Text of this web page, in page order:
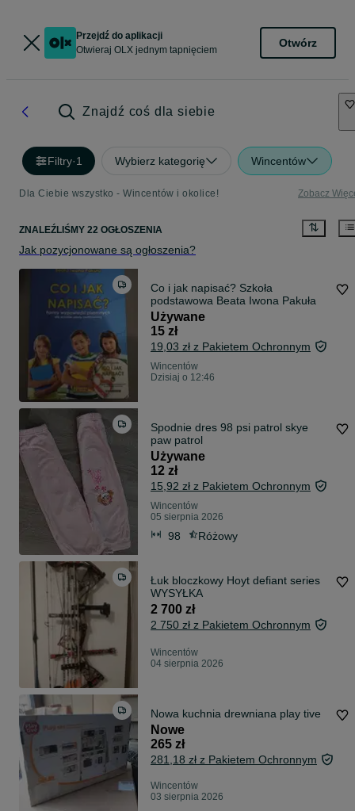
Przejdź do aplikacji
Otwieraj OLX jednym tapnięciem
Otwórz
Znajdź coś dla siebie
Filtry·1 Wybierz kategorię Wincentów
Dla Ciebie wszystko - Wincentów i okolice! Zobacz
ZNALEŹLIŚMY 22 OGŁOSZENIA
Jak pozycjonowane są ogłoszenia?
Co i jak napisać? Szkoła
podstawowa Beata Iwona Pakuła
Używane
15 zł
19,03 zł z Pakietem Ochronnym
Wincentów
Dzisiaj o 12:46
Spodnie dres 98 psi patrol skye
paw patrol
Używane
12 zł
15,92 zł z Pakietem Ochronnym
Wincentów
05 sierpnia 2026
98 Różowy
Łuk bloczkowy Hoyt defiant series
WYSYŁKA
2 700 zł
2 750 zł z Pakietem Ochronnym
Wincentów
04 sierpnia 2026
Nowa kuchnia drewniana play tive
Nowe
265 zł
281,18 zł z Pakietem Ochronnym
Wincentów
03 sierpnia 2026